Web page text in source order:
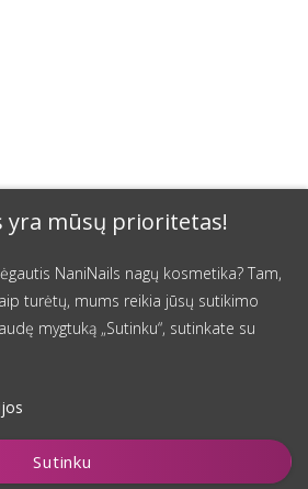
yra mūsų prioritetas!
NaniNails nagų kosmetika? Tam,
turėtų, mums reikia jūsų sutikimo
mygtuką „Sutinku“, sutinkate su
Sutinku
Stebėti